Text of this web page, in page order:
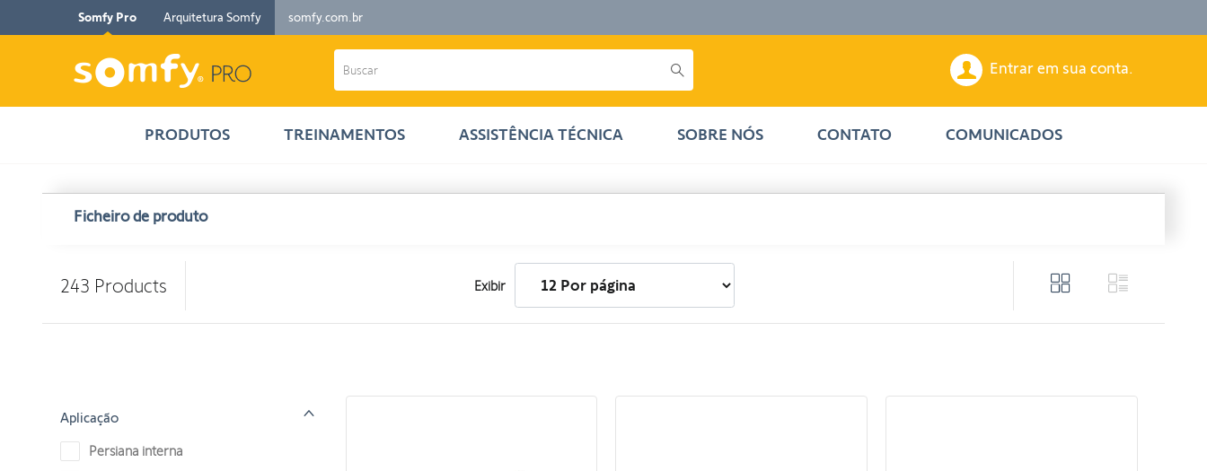
Somfy Pro Arquitetura Somfy somfy.com.br
Entrar em sua conta.
PRODUTOS TREINAMENTOS ASSISTÊNCIA TÉCNICA SOBRE NÓS CONTATO COMUNICADOS
Ficheiro de produto
243 Products Exibir
Aplicação
Persiana interna